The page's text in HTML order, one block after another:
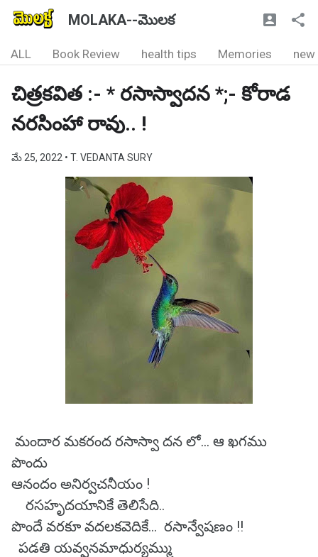
MOLAKA--మొలక
ALL Book Review health tips Memories new
చిత్రకవిత :- * రసాస్వాదన *;- కోరాడ
నరసింహా రావు.. !
మే 25, 2022 • T. VEDANTA SURY
మందార మకరంద రసాస్వా దన లో... ఆ ఖగము
పొందు
ఆనందం అనిర్వచనీయం !
రసహృదయానికే తెలిసేది..
పొందే వరకూ వదలకవెదికే... రసాన్వేషణం !!
పడతి యవ్వనమాధుర్యమ్ము